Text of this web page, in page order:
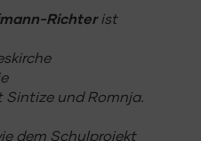
Richter ist
Sintize und Romnja.
dem Schulprojekt